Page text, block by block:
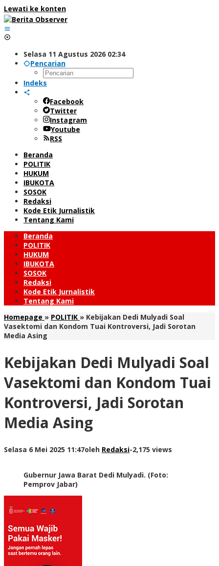
Lewati ke konten
Selasa 11 Agustus 2026 02:34
Pencarian
Indeks
Facebook
Twitter
Instagram
Youtube
RSS
Beranda
POLITIK
HUKUM
IBUKOTA
SOSOK
Redaksi
Kode Etik Jurnalistik
Tentang Kami
Beranda
POLITIK
HUKUM
IBUKOTA
SOSOK
Redaksi
Kode Etik Jurnalistik
Tentang Kami
Homepage » POLITIK » Kebijakan Dedi Mulyadi Soal
Vasektomi dan Kondom Tuai Kontroversi, Jadi Sorotan
Media Asing
Kebijakan Dedi Mulyadi Soal
Vasektomi dan Kondom Tuai
Kontroversi, Jadi Sorotan
Media Asing
Selasa 6 Mei 2025 11:47oleh Redaksi-2,175 views
Gubernur Jawa Barat Dedi Mulyadi. (Foto:
Pemprov Jabar)